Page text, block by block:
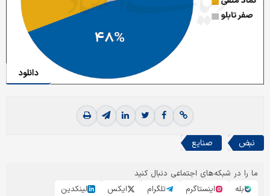
دانلود
نبض صنایع
ما را در شبکه‌های اجتماعی دنبال کنید
بله
اینستاگرم تلگرام ایکس لینکدین